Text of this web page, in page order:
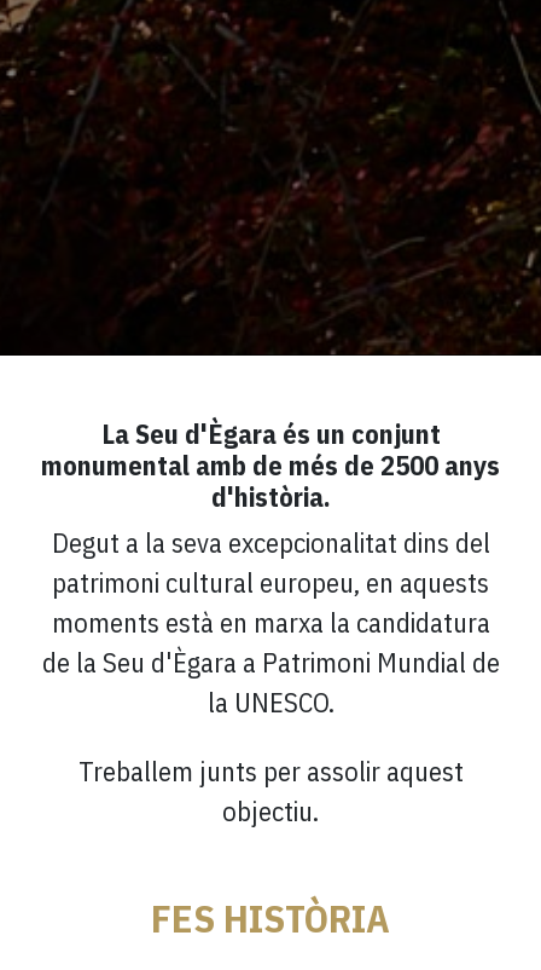
La Seu d'Ègara és un conjunt
monumental amb de més de 2500 anys
d'història.
Degut a la seva excepcionalitat dins del
patrimoni cultural europeu, en aquests
moments està en marxa la candidatura
de la Seu d'Ègara a Patrimoni Mundial de
la UNESCO.
Treballem junts per assolir aquest
objectiu.
FES HISTÒRIA